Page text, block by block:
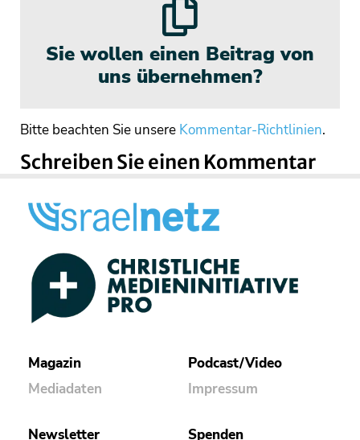
Sie wollen einen Beitrag von
uns übernehmen?
Bitte beachten Sie unsere Kommentar-Richtlinien.
Schreiben Sie einen Kommentar
Magazin
Mediadaten
Podcast/Video
Impressum
Newsletter Spenden